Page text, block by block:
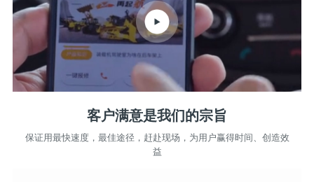
客户满意是我们的宗旨
保证用最快速度，最佳途径，赶赴现场，为用户赢得时间、创造效
益